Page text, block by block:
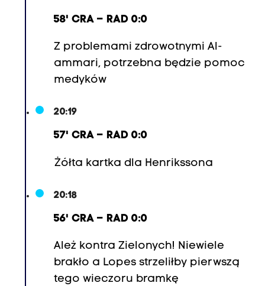
58' CRA – RAD 0:0
Z problemami zdrowotnymi Al-
ammari, potrzebna będzie pomoc
medyków
20:19
57' CRA – RAD 0:0
Żółta kartka dla Henrikssona
20:18
56' CRA – RAD 0:0
Ależ kontra Zielonych! Niewiele
brakło a Lopes strzeliłby pierwszą
tego wieczoru bramkę